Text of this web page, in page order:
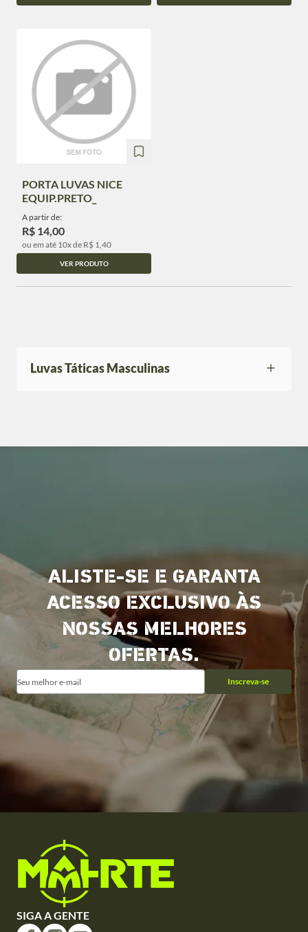
PORTA LUVAS NICE
EQUIP.PRETO_
A partir de:
R$ 14,00
ou em até 10x de R$ 1,40
VER PRODUTO
Luvas Táticas Masculinas
ALISTE-SE E GARANTA
ACESSO EXCLUSIVO ÀS
NOSSAS MELHORES
OFERTAS.
Inscreva-se
SIGA A GENTE